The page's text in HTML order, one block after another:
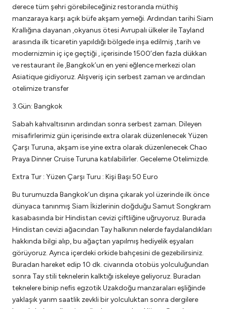
derece tüm şehri görebileceğiniz restoranda müthiş
manzaraya karşı açık büfe akşam yemeği. Ardından tarihi Siam
Krallığına dayanan ,okyanus ötesi Avrupalı ülkeler ile Tayland
arasında ilk ticaretin yapıldığı bölgede inşa edilmiş ,tarih ve
modernizmin iç içe geçtiği , içerisinde 1500’den fazla dükkan
ve restaurant ile ,Bangkok’un en yeni eğlence merkezi olan
Asiatique gidiyoruz. Alışveriş için serbest zaman ve ardından
otelimize transfer
3.Gün: Bangkok
Sabah kahvaltısının ardından sonra serbest zaman. Dileyen
misafirlerimiz gün içerisinde extra olarak düzenlenecek Yüzen
Çarşı Turuna, akşam ise yine extra olarak düzenlenecek Chao
Praya Dinner Cruise Turuna katılabilirler. Geceleme Otelimizde.
Extra Tur : Yüzen Çarşı Turu : Kişi Başı 50 Euro
Bu turumuzda Bangkok’un dışına çıkarak yol üzerinde ilk önce
dünyaca tanınmış Siam İkizlerinin doğduğu Samut Songkram
kasabasında bir Hindistan cevizi çiftliğine uğruyoruz. Burada
Hindistan cevizi ağacından Tay halkının nelerde faydalandıkları
hakkında bilgi alıp, bu ağaçtan yapılmış hediyelik eşyaları
görüyoruz. Ayrıca içerdeki orkide bahçesini de gezebilirsiniz.
Buradan hareket edip 10 dk. civarında otobüs yolculuğundan
sonra Tay stili teknelerin kalktığı iskeleye geliyoruz. Buradan
teknelere binip nefis egzotik Uzakdoğu manzaraları eşliğinde
yaklaşık yarım saatlik zevkli bir yolculuktan sonra dergilere